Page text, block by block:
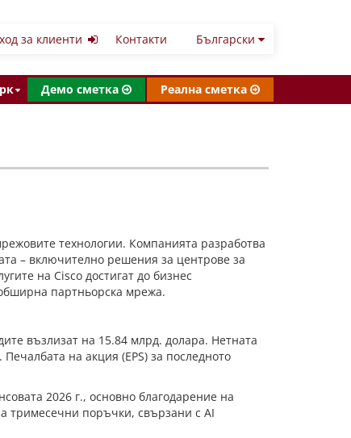
за клиенти Контакти Български
Демо сметка Реална сметка
технологии. Компанията разработва
– включително решения за центрове за
на Cisco достигат до бизнес
партньорска мрежа.
възлизат на 15.84 млрд. долара. Нетната
на акция (EPS) за последното
2026 г., основно благодарение на
тримесечни поръчки, свързани с AI